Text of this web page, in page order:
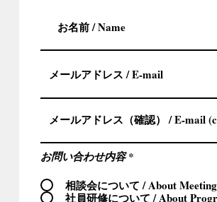
お問い合わせ内容 *
相談会について / About Meeting
社員研修について / About